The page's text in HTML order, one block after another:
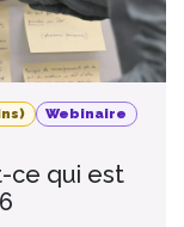
Webinaire
ce qui est